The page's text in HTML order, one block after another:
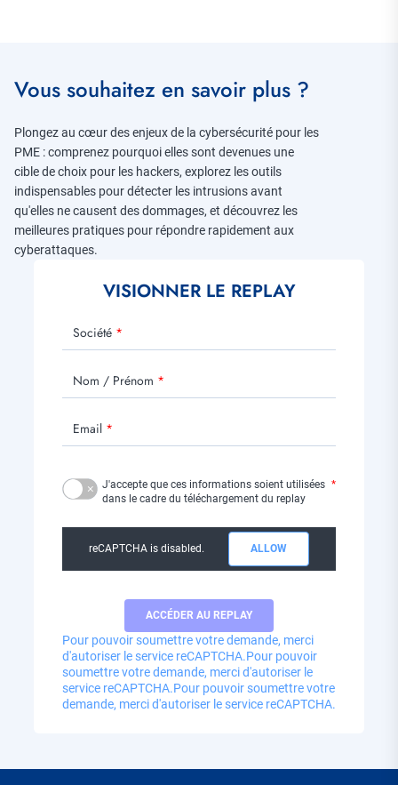
Vous souhaitez en savoir plus ?
Plongez au cœur des enjeux de la cybersécurité pour les
PME : comprenez pourquoi elles sont devenues une
cible de choix pour les hackers, explorez les outils
indispensables pour détecter les intrusions avant
qu'elles ne causent des dommages, et découvrez les
meilleures pratiques pour répondre rapidement aux
cyberattaques.
VISIONNER LE REPLAY
Société
Nom / Prénom
Email
J'accepte que ces informations soient utilisées
dans le cadre du téléchargement du replay
reCAPTCHA is disabled. ALLOW
Pour pouvoir soumettre votre demande, merci
d'autoriser le service reCAPTCHA.Pour pouvoir
soumettre votre demande, merci d'autoriser le
service reCAPTCHA.Pour pouvoir soumettre votre
demande, merci d'autoriser le service reCAPTCHA.